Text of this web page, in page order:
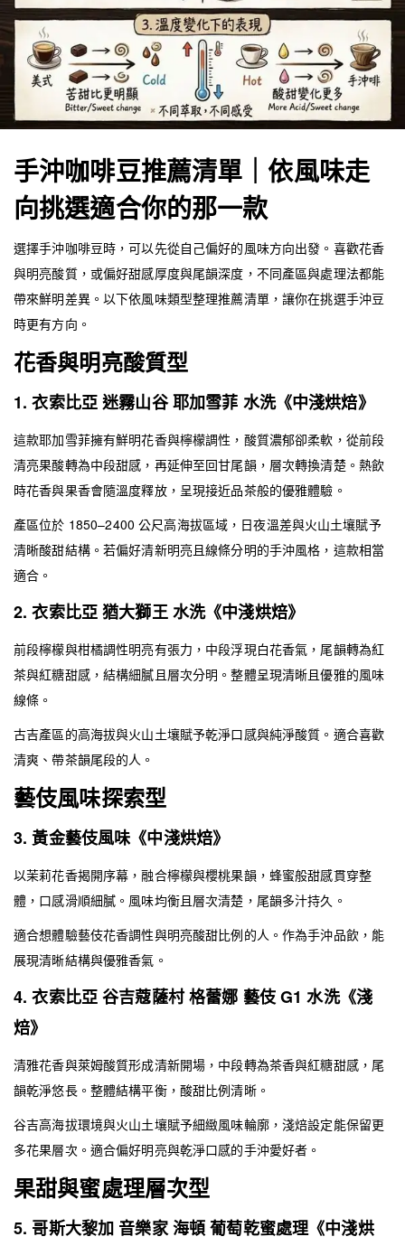
手沖咖啡豆推薦清單｜依風味走
向挑選適合你的那一款
選擇手沖咖啡豆時，可以先從自己偏好的風味方向出發。喜歡花香
與明亮酸質，或偏好甜感厚度與尾韻深度，不同產區與處理法都能
帶來鮮明差異。以下依風味類型整理推薦清單，讓你在挑選手沖豆
時更有方向。
花香與明亮酸質型
1. 衣索比亞 迷霧山谷 耶加雪菲 水洗《中淺烘焙》
這款耶加雪菲擁有鮮明花香與檸檬調性，酸質濃郁卻柔軟，從前段
清亮果酸轉為中段甜感，再延伸至回甘尾韻，層次轉換清楚。熱飲
時花香與果香會隨溫度釋放，呈現接近品茶般的優雅體驗。
產區位於 1850–2400 公尺高海拔區域，日夜溫差與火山土壤賦予
清晰酸甜結構。若偏好清新明亮且線條分明的手沖風格，這款相當
適合。
2. 衣索比亞 猶大獅王 水洗《中淺烘焙》
前段檸檬與柑橘調性明亮有張力，中段浮現白花香氣，尾韻轉為紅
茶與紅糖甜感，結構細膩且層次分明。整體呈現清晰且優雅的風味
線條。
古吉產區的高海拔與火山土壤賦予乾淨口感與純淨酸質。適合喜歡
清爽、帶茶韻尾段的人。
藝伎風味探索型
3. 黃金藝伎風味《中淺烘焙》
以茉莉花香揭開序幕，融合檸檬與櫻桃果韻，蜂蜜般甜感貫穿整
體，口感滑順細膩。風味均衡且層次清楚，尾韻多汁持久。
適合想體驗藝伎花香調性與明亮酸甜比例的人。作為手沖品飲，能
展現清晰結構與優雅香氣。
4. 衣索比亞 谷吉蔻薩村 格蕾娜 藝伎 G1 水洗《淺
焙》
清雅花香與萊姆酸質形成清新開場，中段轉為茶香與紅糖甜感，尾
韻乾淨悠長。整體結構平衡，酸甜比例清晰。
谷吉高海拔環境與火山土壤賦予細緻風味輪廓，淺焙設定能保留更
多花果層次。適合偏好明亮與乾淨口感的手沖愛好者。
果甜與蜜處理層次型
5. 哥斯大黎加 音樂家 海頓 葡萄乾蜜處理《中淺烘